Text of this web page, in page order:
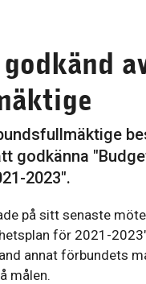
godkänna
2023".
på sitt senaste
för 2021-
annat förbundets
målen.